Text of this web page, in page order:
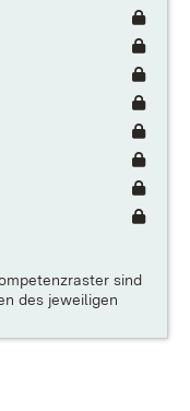
sind
des jeweiligen